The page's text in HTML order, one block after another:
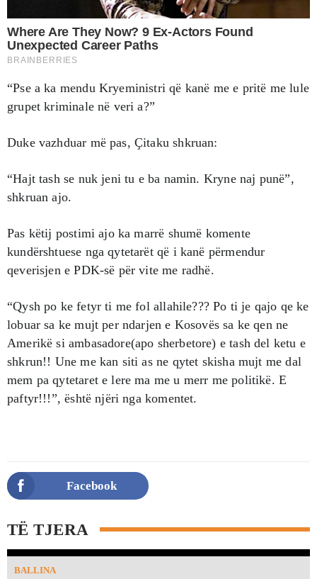
“Pse a ka mendu Kryeministri që kanë me e pritë me lule
grupet kriminale në veri a?”
Duke vazhduar më pas, Ҫitaku shkruan:
“Hajt tash se nuk jeni tu e ba namin. Kryne naj punë”,
shkruan ajo.
Pas këtij postimi ajo ka marrë shumë komente
kundërshtuese nga qytetarët që i kanë përmendur
qeverisjen e PDK-së për vite me radhë.
“Qysh po ke fetyr ti me fol allahile??? Po ti je qajo qe ke
lobuar sa ke mujt per ndarjen e Kosovës sa ke qen ne
Amerikë si ambasadore(apo sherbetore) e tash del ketu e
shkrun!! Une me kan siti as ne qytet skisha mujt me dal
mem pa qytetaret e lere ma me u merr me politikë. E
paftyr!!!”, është njëri nga komentet.
Facebook
TË TJERA
BALLINA